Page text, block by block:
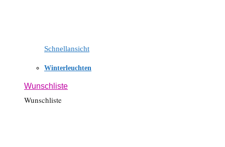
Schnellansicht
Winterleuchten
Wunschliste
Wunschliste